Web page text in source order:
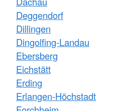
Deggendorf
Dillingen
Dingolfing-Landau
Ebersberg
Eichstätt
Erding
Erlangen-Höchstadt